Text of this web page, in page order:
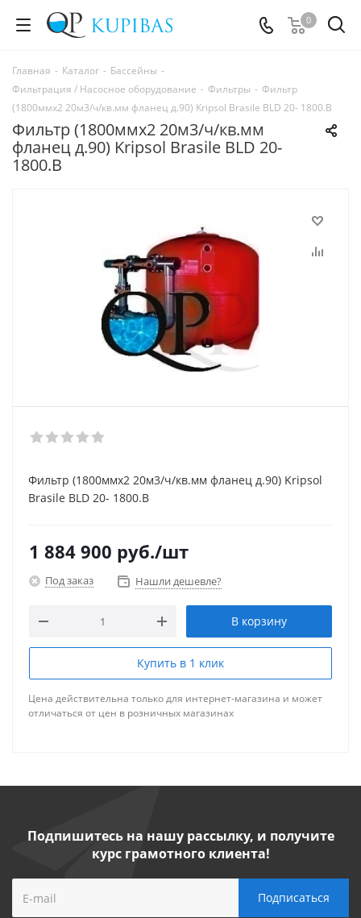
0
Главная - Каталог - Бассейны -
Фильтрация / Насосное оборудование - Фильтры - Фильтр
(1800ммх2 20м3/ч/кв.мм фланец д.90) Kripsol Brasile BLD 20- 1800.В
Фильтр (1800ммх2 20м3/ч/кв.мм
фланец д.90) Kripsol Brasile BLD 20-
1800.В
Фильтр (1800ммх2 20м3/ч/кв.мм фланец д.90) Kripsol
Brasile BLD 20- 1800.В
1 884 900 руб./шт
Под заказ Нашли дешевле?
В корзину
Купить в 1 клик
Цена действительна только для интернет-магазина и может
отличаться от цен в розничных магазинах
Подпишитесь на нашу рассылку, и получите
курс грамотного клиента!